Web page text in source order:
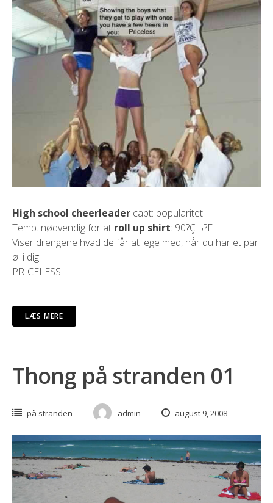
High school cheerleader capt: popularitet
Temp. nødvendig for at roll up shirt: 90?Ç ¬?F
Viser drengene hvad de får at lege med, når du har et par
øl i dig:
PRICELESS
LÆS MERE
Thong på stranden 01
på stranden admin august 9, 2008